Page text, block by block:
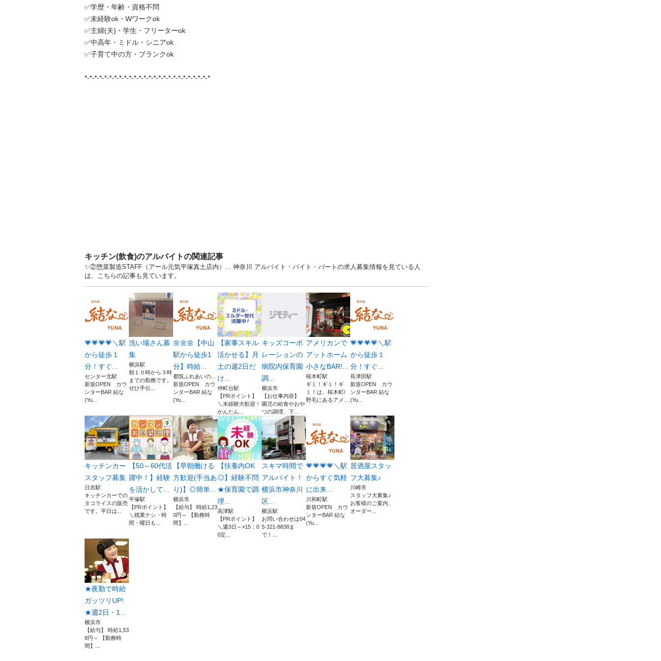
✅学歴・年齢・資格不問
✅未経験ok・Wワークok
✅主婦(夫)・学生・フリーターok
✅中高年・ミドル・シニアok
✅子育て中の方・ブランクok
*-*-*-*-*-*-*-*-*-*-*-*-*-*-*-*-*-*-*-*-*-*-*-*-*-*
キッチン(飲食)のアルバイトの関連記事
✨②惣菜製造STAFF（アール元気平塚真土店内）... 神奈川 アルバイト・バイト・パートの求人募集情報を見ている人
は、こちらの記事も見ています。
💗💗💗💗＼駅
から徒歩１
分！すぐ...
センター北駅
新規OPEN カウ
ンターBAR 結な
(Yu...
洗い場さん募
集
横浜駅
朝１０時から３時
までの勤務です。
ぜひ手伝...
🌼🌼🌼【中山
駅から徒歩1
分】時給...
都筑ふれあいの...
新規OPEN カウ
ンターBAR 結な
(Yu...
【家事スキル
活かせる】月
土の週2日だ
け...
仲町台駅
【PRポイント】
＼未経験大歓迎！
かんたん...
キッズコーポ
レーションの
病院内保育園
調...
横浜市
【お仕事内容】
園児の給食やおや
つの調理、下...
アメリカンで
アットホーム
小さなBAR!...
桜木町駅
ギミ！ギミ！ギ
ミ！は、桜木町/
野毛にあるアメ...
💗💗💗💗＼駅
から徒歩１
分！すぐ...
長津田駅
新規OPEN カウ
ンターBAR 結な
(Yu...
キッチンカー
スタッフ募集
日吉駅
キッチンカーでの
タコライスの販売
です。平日は...
【50～60代活
躍中！】経験
を活かして...
平塚駅
【PRポイント】
＼残業ナシ・時
間・曜日も...
【早朝働ける
方歓迎(手当あ
り)】◎簡単...
横浜市
【給与】 時給1,23
0円～ 【勤務時
間】...
【扶養内OK
◎】経験不問
★保育園で調
理...
高津駅
【PRポイント】
＼週3日～×15：0
0定...
スキマ時間で
アルバイト！
横浜市神奈川
区...
横浜駅
お問い合わせは04
5-321-8838ま
で！...
💗💗💗💗＼駅
からすぐ気軽
に出来...
川和町駅
新規OPEN カウ
ンターBAR 結な
(Yu...
居酒屋スタッ
フ大募集♪
川崎市
スタッフ大募集♪
お客様のご案内、
オーダー...
★夜勤で時給
ガッツリUP!
★週2日・1...
横浜市
【給与】 時給1,53
8円～ 【勤務時
間】...